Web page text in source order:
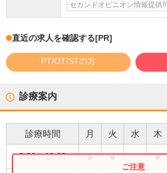
セカンドオピニオン情報提供
直近の求人を確認する[PR]
PT/OT/STの方
診療案内
診療時間 月 火 水 木
9:00〜12:00 ● ● ●